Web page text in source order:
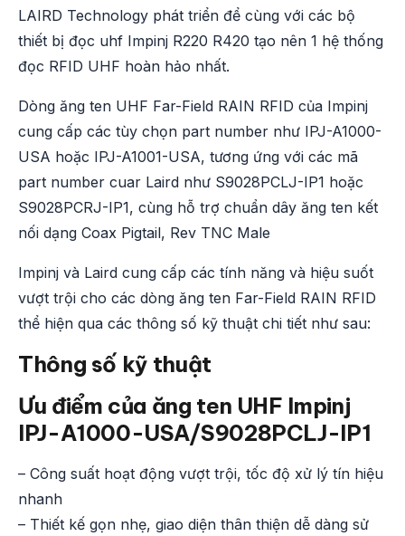
LAIRD Technology phát triển để cùng với các bộ
thiết bị đọc uhf Impinj R220 R420 tạo nên 1 hệ thống
đọc RFID UHF hoàn hảo nhất.
Dòng ăng ten UHF Far-Field RAIN RFID của Impinj
cung cấp các tùy chọn part number như IPJ-A1000-
USA hoặc IPJ-A1001-USA, tương ứng với các mã
part number cuar Laird như S9028PCLJ-IP1 hoặc
S9028PCRJ-IP1, cùng hỗ trợ chuẩn dây ăng ten kết
nối dạng Coax Pigtail, Rev TNC Male
Impinj và Laird cung cấp các tính năng và hiệu suốt
vượt trội cho các dòng ăng ten Far-Field RAIN RFID
thể hiện qua các thông số kỹ thuật chi tiết như sau:
Thông số kỹ thuật
Ưu điểm của ăng ten UHF Impinj
IPJ-A1000-USA/S9028PCLJ-IP1
– Công suất hoạt động vượt trội, tốc độ xử lý tín hiệu
nhanh
– Thiết kế gọn nhẹ, giao diện thân thiện dễ dàng sử